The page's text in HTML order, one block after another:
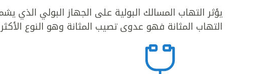
يؤثر التهاب المسالك البولية على الجهاز البولي الذي
التهاب المثانة فهو عدوى تصيب المثانة وهو النوع